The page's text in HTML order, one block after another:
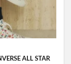
ALL STAR